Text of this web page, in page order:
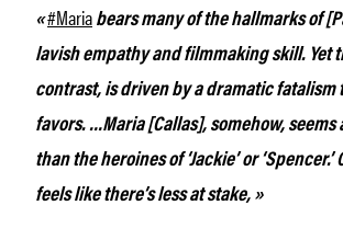
«#Maria bears many of the hallmarks of
lavish empathy and filmmaking skill. Yet
contrast, is driven by a dramatic fatalism
favors. …Maria [Callas], somehow, seems
than the heroines of ‘Jackie’ or ‘Spencer.’
feels like there’s less at stake, »